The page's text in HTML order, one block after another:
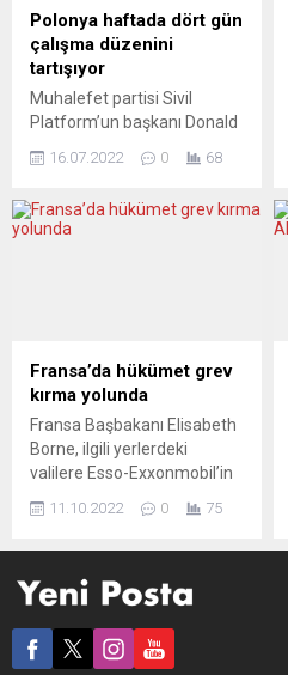
yaşam maliyetlerine ilişkin
dikkat çeken bir
değerlendirme yaptı.
Almanya Sosyal Demokrat
Parti (SPD) Federal Meclis
Milletvekili Karaahmetoğlu,
ekonomik baskının yalnızca
Polonya haftada dört gün
çalışma düzenini
tartışıyor
Muhalefet partisi Sivil
Platform’un başkanı Donald
çalışmasını istiyor: Tusk,
gelecek yıl yapılacak
Ülke basınında öneriye ilişkin
hararetli tartışmalar var.
RZECZPOSPOLITA
(Polonya) KUŞAK
ÇATIŞMASINDAN ÇIKIŞIN
YOLU Rzeczpospolita,
öneriyle genç nesle...
16.07.2022 0 68
Fransa’da hükümet grev
kırma yolunda
Fransa Başbakanı Elisabeth
Borne, ilgili yerlerdeki
valilere Esso-Exxonmobil’in
gerekli personelin zorla
talimatı verdiğini bildirdi.
TotalEnergies ve Esso-
ExxonMobil çalışanlarının iş
11.10.2022 0 75